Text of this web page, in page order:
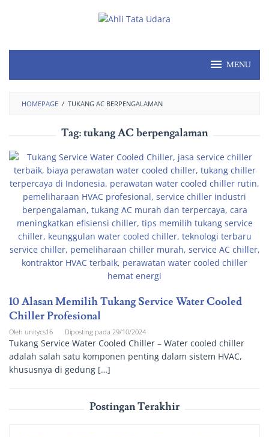
MENU
HOMEPAGE / TUKANG AC BERPENGALAMAN
Tag:tukang AC berpengalaman
10 Alasan Memilih Tukang Service Water Cooled
Chiller Profesional
Oleh unitycs16 Diposting pada 29/10/2024
Tukang Service Water Cooled Chiller – Water cooled chiller
adalah salah satu komponen penting dalam sistem HVAC,
khususnya di gedung […]
Postingan Terakhir